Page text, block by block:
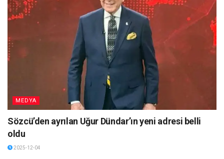
MEDYA
Sözcü’den ayrılan Uğur Dündar’ın yeni adresi belli
oldu
2025-12-04